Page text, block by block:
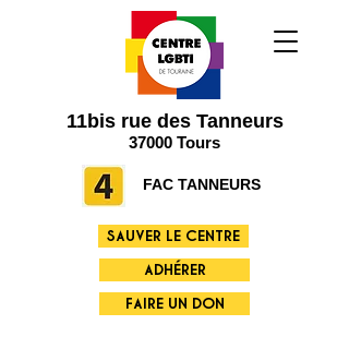
11bis rue des Tanneurs
37000 Tours
FAC TANNEURS
SAUVER LE CENTRE
ADHÉRER
FAIRE UN DON